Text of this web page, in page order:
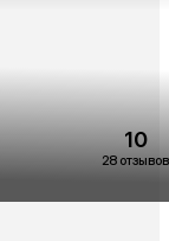
10
28 отзывов